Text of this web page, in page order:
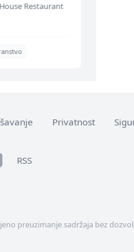
Restaurant
Privatnost
RSS
preuzimanje sadržaja bez